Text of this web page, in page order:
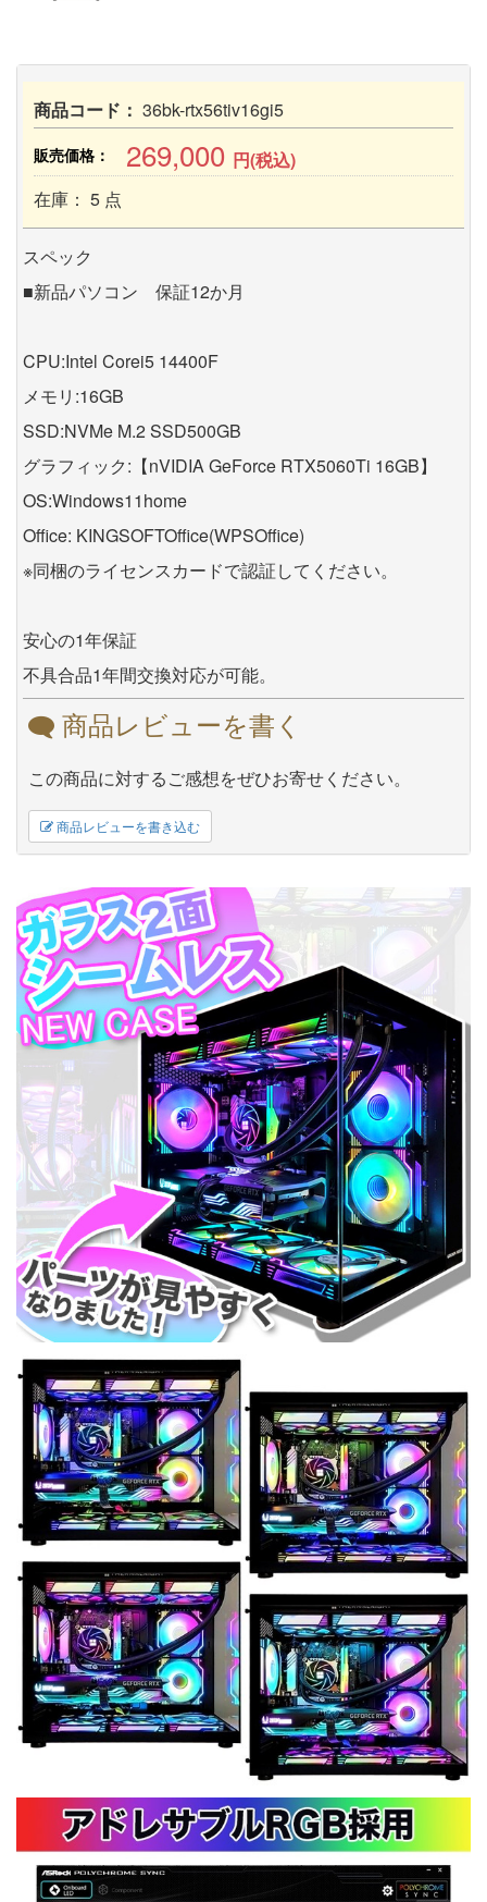
商品コード： 36bk-rtx56tiv16gi5
販売価格： 269,000 円(税込)
在庫： 5 点
スペック
■新品パソコン 保証12か月
CPU:Intel Corei5 14400F
メモリ:16GB
SSD:NVMe M.2 SSD500GB
グラフィック:【nVIDIA GeForce RTX5060Ti 16GB】
OS:Windows11home
Office: KINGSOFTOffice(WPSOffice)
※同梱のライセンスカードで認証してください。
安心の1年保証
不具合品1年間交換対応が可能。
商品レビューを書く
この商品に対するご感想をぜひお寄せください。
商品レビューを書き込む